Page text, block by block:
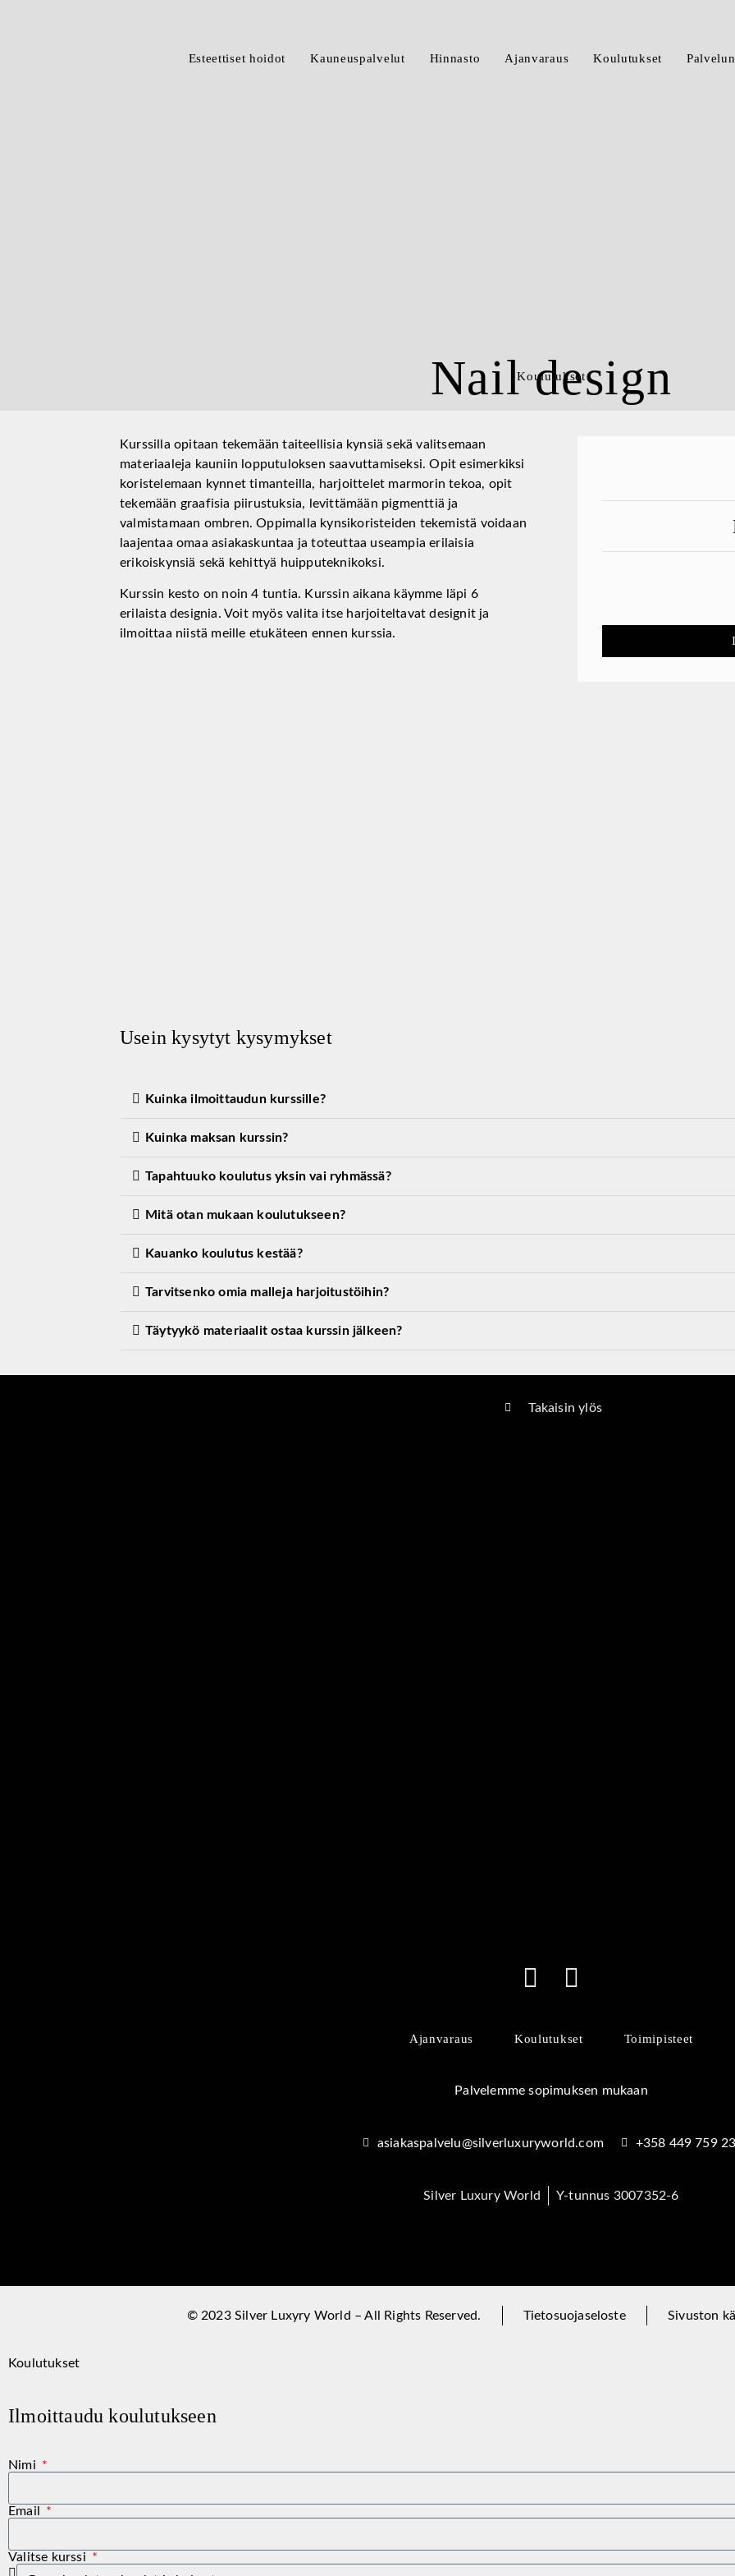
Esteettiset hoidot Kauneuspalvelut Hinnasto Ajanvaraus Koulutukset
Nail design
Koulutukset
Kurssilla opitaan tekemään taiteellisia kynsiä sekä valitsemaan
materiaaleja kauniin lopputuloksen saavuttamiseksi. Opit esimerkiksi
koristelemaan kynnet timanteilla, harjoittelet marmorin tekoa, opit
tekemään graafisia piirustuksia, levittämään pigmenttiä ja
valmistamaan ombren. Oppimalla kynsikoristeiden tekemistä voidaan
laajentaa omaa asiakaskuntaa ja toteuttaa useampia erilaisia
erikoiskynsiä sekä kehittyä huipputeknikoksi.
Kurssin kesto on noin 4 tuntia. Kurssin aikana käymme läpi 6
erilaista designia. Voit myös valita itse harjoiteltavat designit ja
ilmoittaa niistä meille etukäteen ennen kurssia.
Usein kysytyt kysymykset
Kuinka ilmoittaudun kurssille?
Kuinka maksan kurssin?
Tapahtuuko koulutus yksin vai ryhmässä?
Mitä otan mukaan koulutukseen?
Kauanko koulutus kestää?
Tarvitsenko omia malleja harjoitustöihin?
Täytyykö materiaalit ostaa kurssin jälkeen?
Takaisin ylös
Ajanvaraus Koulutukset Toimipisteet
Palvelemme sopimuksen mukaan
asiakaspalvelu@silverluxuryworld.com +358 449 759
Silver Luxury World Y-tunnus 3007352-6
© 2023 Silver Luxyry World – All Rights Reserved. Tietosuojaseloste Sivuston
Koulutukset
Ilmoittaudu koulutukseen
Nimi
Email
Valitse kurssi